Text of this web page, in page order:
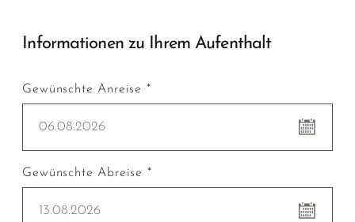
Informationen zu Ihrem Aufenthalt
Gewünschte Anreise *
06.08.2026
Gewünschte Abreise *
13.08.2026